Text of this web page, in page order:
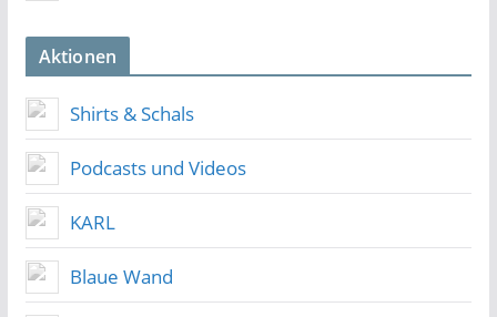
Aktionen
Shirts & Schals
Podcasts und Videos
KARL
Blaue Wand